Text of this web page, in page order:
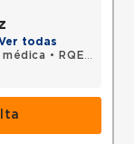
todas
•
RQE 42330 - Cardiologia